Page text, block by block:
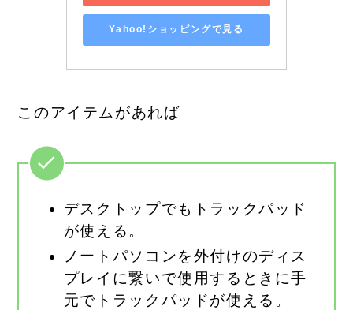
Yahoo!ショッピングで見る
このアイテムがあれば
デスクトップでもトラックパッド
が使える。
ノートパソコンを外付けのディス
プレイに繋いで使用するときに手
元でトラックパッドが使える。